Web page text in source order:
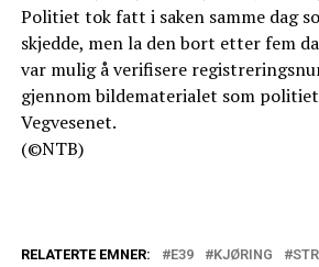
Politiet tok fatt i saken samme dag
skjedde, men la den bort etter fem
var mulig å verifisere
gjennom bildematerialet som
Vegvesenet.
(©NTB)
RELATERTE EMNER: E39 KJØRING